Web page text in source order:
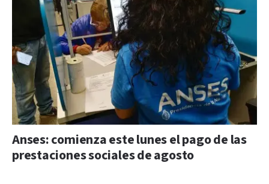
Anses: comienza este lunes el pago de las
prestaciones sociales de agosto